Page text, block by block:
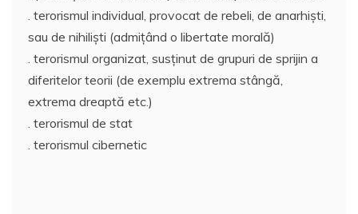
o
k
p
z
ă
. terorismul individual, provocat de rebeli, de anarhişti,
sau de nihilişti (admiţând o libertate morală)
. terorismul organizat, susţinut de grupuri de sprijin a
diferitelor teorii (de exemplu extrema stângă,
extrema dreaptă etc.)
. terorismul de stat
. terorismul cibernetic